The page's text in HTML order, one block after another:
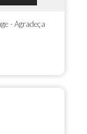
- Agradeça